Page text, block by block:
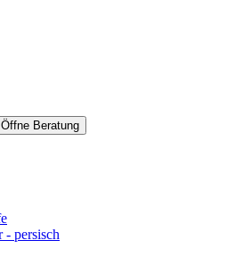
Öffne Beratung
- persisch